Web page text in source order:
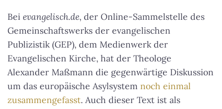
Bei evangelisch.de, der Online-Sammelstelle des
Gemeinschaftswerks der evangelischen
Publizistik (GEP), dem Medienwerk der
Evangelischen Kirche, hat der Theologe
Alexander Maßmann die gegenwärtige Diskussion
um das europäische Asylsystem noch einmal
zusammengefasst. Auch dieser Text ist als